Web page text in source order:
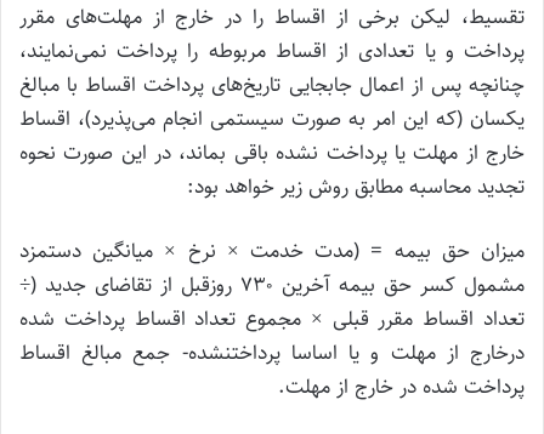
تقسیط، لیکن برخی از اقساط را در خارج از مهلت‌های مقرر
پرداخت و یا تعدادی از اقساط مربوطه را پرداخت نمی‌نمایند،
چنانچه پس از اعمال جابجایی تاریخ‌های پرداخت اقساط با مبالغ
یکسان (که این امر به صورت سیستمی انجام می‌پذیرد)، اقساط
خارج از مهلت یا پرداخت نشده باقی بماند، در این صورت نحوه
تجدید محاسبه مطابق روش زیر خواهد بود:
میزان حق بیمه = (مدت خدمت × نرخ × میانگین دستمزد
مشمول کسر حق بیمه آخرین ۷۳۰ روزقبل از تقاضای جدید (÷
تعداد اقساط مقرر قبلی × مجموع تعداد اقساط پرداخت شده
درخارج از مهلت و یا اساسا پرداختنشده- جمع مبالغ اقساط
پرداخت شده در خارج از مهلت.